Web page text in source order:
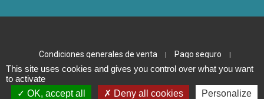
Condiciones generales de venta Pago seguro
Notas legales | Plan du site
This site uses cookies and gives you control over what you want
to activate
OK, accept all
Deny all cookies Personalize